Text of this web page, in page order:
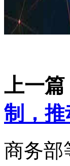
上一篇
制，
商务部